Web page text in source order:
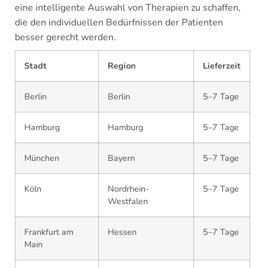
eine intelligente Auswahl von Therapien zu schaffen,
die den individuellen Bedürfnissen der Patienten
besser gerecht werden.
Stadt Region Lieferzeit
Berlin Berlin 5–7 Tage
Hamburg Hamburg 5–7 Tage
München Bayern 5–7 Tage
Köln
Nordrhein-
Westfalen
5–7 Tage
Frankfurt am
Main
Hessen 5–7 Tage